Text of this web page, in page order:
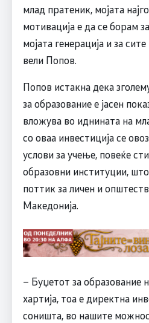
млад пратеник, мојата
мотивација е да се борам
мојата генерација и за
вели Попов.
Попов истакна дека
за образование е јасен
вложува во иднината на
со оваа инвестиција се
услови за учење, повеќе
образовни институции,
поттик за личен и
Македонија.
– Буџетот за образование
хартија, тоа е директна
соништа, во нашите